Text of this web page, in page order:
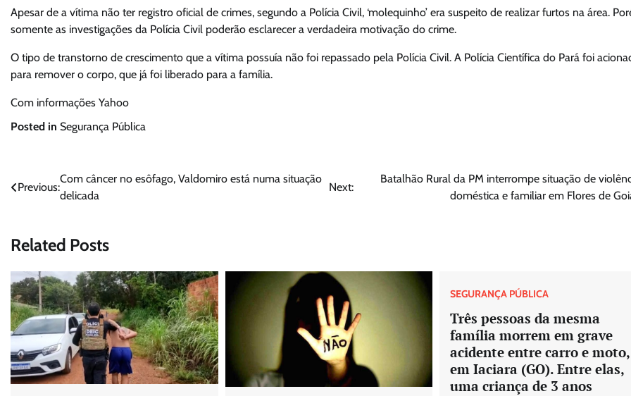
Apesar de a vítima não ter registro oficial de crimes, segundo a Polícia Civil, ‘molequinho’ era suspeito de realizar furtos na área.
somente as investigações da Polícia Civil poderão esclarecer a verdadeira motivação do crime.
O tipo de transtorno de crescimento que a vítima possuía não foi repassado pela Polícia Civil. A Polícia Científica do Pará foi
para remover o corpo, que já foi liberado para a família.
Com informações Yahoo
Posted in Segurança Pública
Navegação
Previous:
Com câncer no esôfago, Valdomiro está numa situação
delicada
Next:
Batalhão Rural da PM interrompe situação de
doméstica e familiar em Flores de
Related Posts
SEGURANÇA PÚBLICA
Três pessoas da mesma
família morrem em grave
acidente entre carro e moto,
em Iaciara (GO). Entre elas,
uma criança de 3 anos